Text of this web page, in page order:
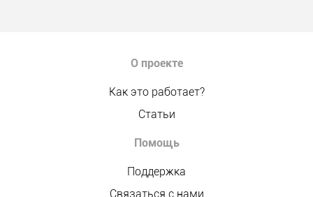
О проекте
Как это работает?
Статьи
Помощь
Поддержка
Связаться с нами